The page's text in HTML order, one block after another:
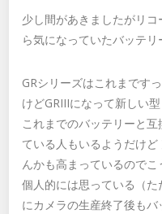
少し間があきましたがリ
ら気になっていたバッテリ
GRシリーズはこれまです
けどGRIIIになって新しい
これまでのバッテリーと
ている人もいるようだけ
んかも高まっているので
個人的には思っている（
にカメラの生産終了後も